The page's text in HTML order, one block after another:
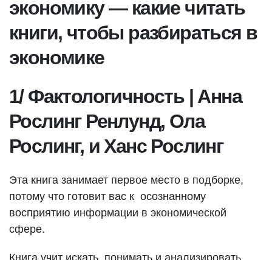
экономику — какие читать
книги, чтобы разбираться в
экономике
1/ Фактологичность | Анна
Рослинг Ренлунд, Ола
Рослинг, и Ханс Рослинг
Эта книга занимает первое место в подборке,
потому что готовит вас к осознанному
восприятию информации в экономической
сфере.
Книга учит искать, понимать и анализировать